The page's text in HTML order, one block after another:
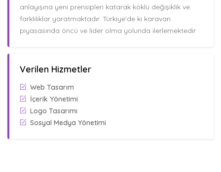
anlayışına yeni prensipleri katarak köklü değişiklik ve
farklılıklar yaratmaktadır. Türkiye'de ki karavan
piyasasında öncü ve lider olma yolunda ilerlemektedir
Verilen Hizmetler
Web Tasarım
İçerik Yönetimi
Logo Tasarımı
Sosyal Medya Yönetimi